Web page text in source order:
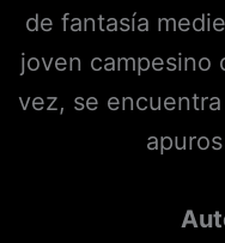
de fantasía
joven campesino
vez, se